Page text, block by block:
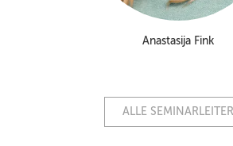
Anastasija Fink
ALLE SEMINARLEITER